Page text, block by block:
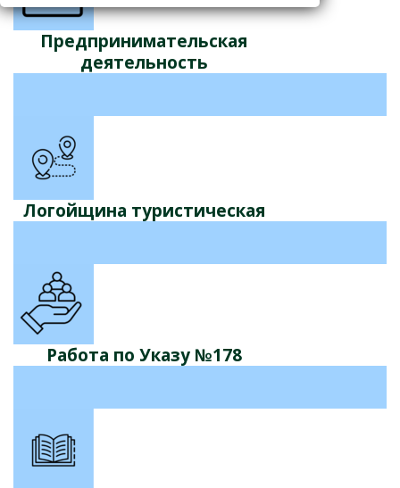
Предпринимательская
деятельность
Логойщина туристическая
Работа по Указу №178